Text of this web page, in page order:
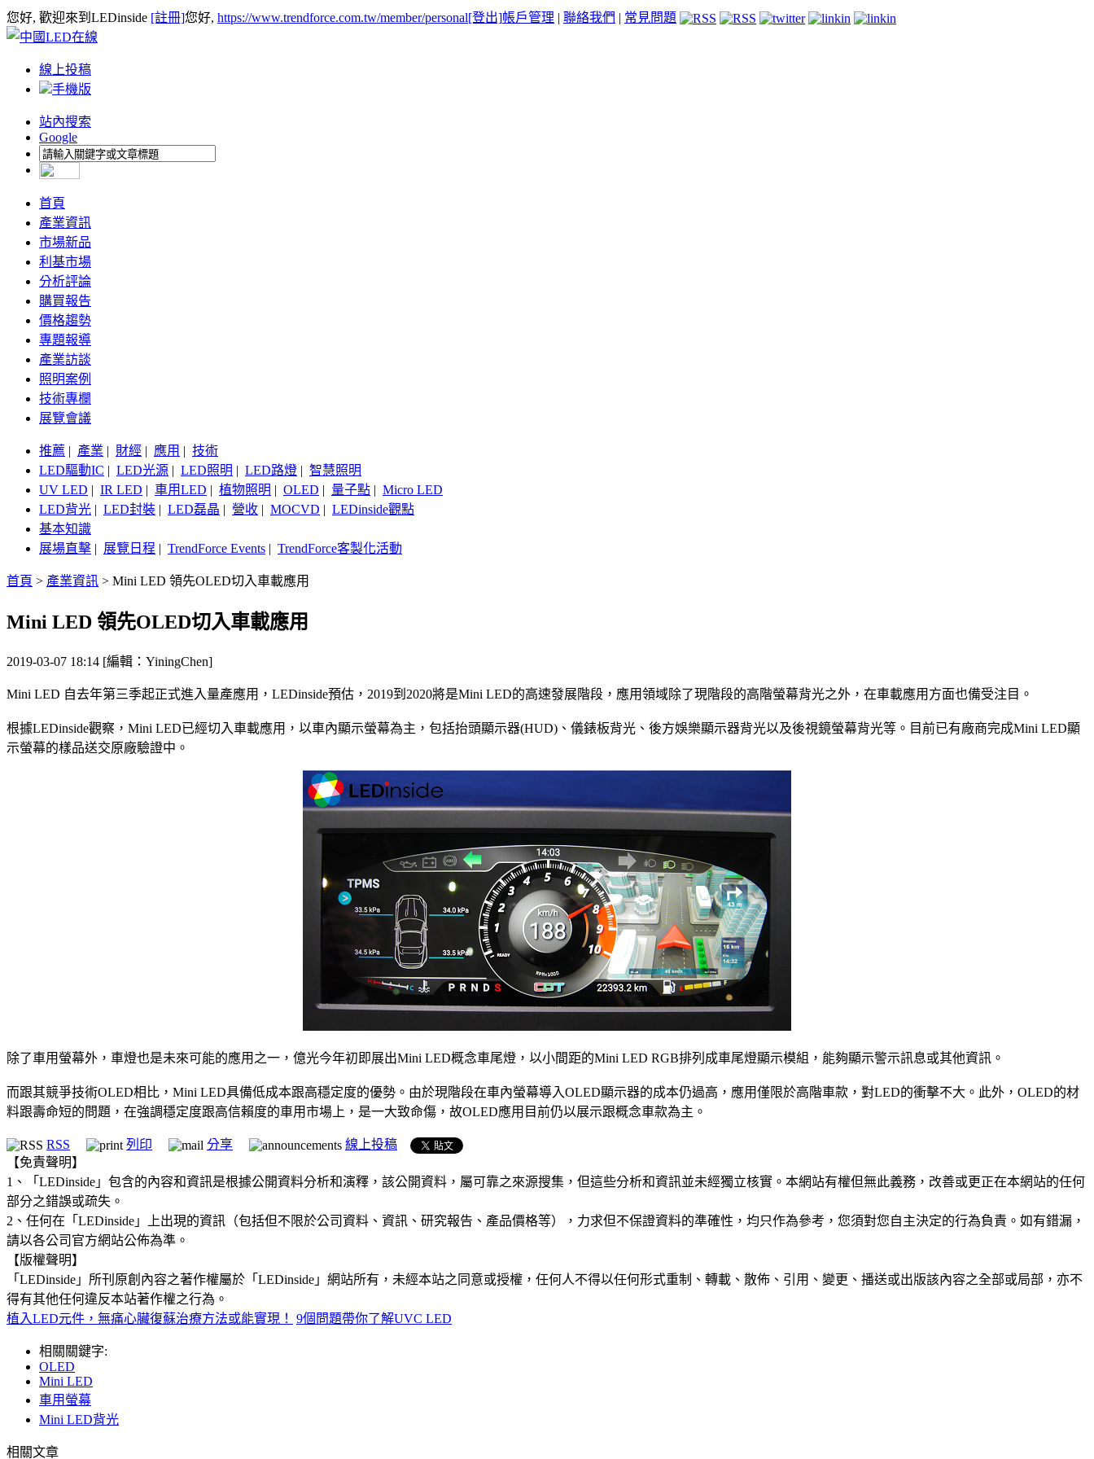
您好, 歡迎來到LEDinside [註冊]您好, https://www.trendforce.com.tw/member/personal[登出]帳戶管理 | 聯絡我們 | 常見問題
線上投稿
手機版
站內搜索
Google
首頁
產業資訊
市場新品
利基市場
分析評論
購買報告
價格趨勢
專題報導
產業訪談
照明案例
技術專欄
展覽會議
推薦 | 產業 | 財經 | 應用 | 技術
LED驅動IC | LED光源 | LED照明 | LED路燈 | 智慧照明
UV LED | IR LED | 車用LED | 植物照明 | OLED | 量子點 | Micro LED
LED背光 | LED封裝 | LED磊晶 | 營收 | MOCVD | LEDinside觀點
基本知識
展場直擊 | 展覽日程 | TrendForce Events | TrendForce客製化活動
首頁 > 產業資訊 > Mini LED 領先OLED切入車載應用
Mini LED 領先OLED切入車載應用
2019-03-07 18:14 [編輯：YiningChen]
Mini LED 自去年第三季起正式進入量產應用，LEDinside預估，2019到2020將是Mini LED的高速發展階段，應用領域除了現階段的高階螢幕背光之外，在車載應用方面也備受注目。
根據LEDinside觀察，Mini LED已經切入車載應用，以車內顯示螢幕為主，包括抬頭顯示器(HUD)、儀錶板背光、後方娛樂顯示器背光以及後視鏡螢幕背光等。目前已有廠商完成Mini LED顯
示螢幕的樣品送交原廠驗證中。
除了車用螢幕外，車燈也是未來可能的應用之一，億光今年初即展出Mini LED概念車尾燈，以小間距的Mini LED RGB排列成車尾燈顯示模組，能夠顯示警示訊息或其他資訊。
而跟其競爭技術OLED相比，Mini LED具備低成本跟高穩定度的優勢。由於現階段在車內螢幕導入OLED顯示器的成本仍過高，應用僅限於高階車款，對LED的衝擊不大。此外，OLED的材
料跟壽命短的問題，在強調穩定度跟高信賴度的車用市場上，是一大致命傷，故OLED應用目前仍以展示跟概念車款為主。
RSS 列印 分享
線上投稿
【免責聲明】
1、「LEDinside」包含的內容和資訊是根據公開資料分析和演釋，該公開資料，屬可靠之來源搜集，但這些分析和資訊並未經獨立核實。本網站有權但無此義務，改善或更正在本網站的任何
部分之錯誤或疏失。
2、任何在「LEDinside」上出現的資訊（包括但不限於公司資料、資訊、研究報告、產品價格等），力求但不保證資料的準確性，均只作為參考，您須對您自主決定的行為負責。如有錯漏，
請以各公司官方網站公佈為準。
【版權聲明】
「LEDinside」所刊原創內容之著作權屬於「LEDinside」網站所有，未經本站之同意或授權，任何人不得以任何形式重制、轉載、散佈、引用、變更、播送或出版該內容之全部或局部，亦不
得有其他任何違反本站著作權之行為。
植入LED元件，無痛心臟復蘇治療方法或能實現！
9個問題帶你了解UVC LED
相關關鍵字:
OLED
Mini LED
車用螢幕
Mini LED背光
相關文章